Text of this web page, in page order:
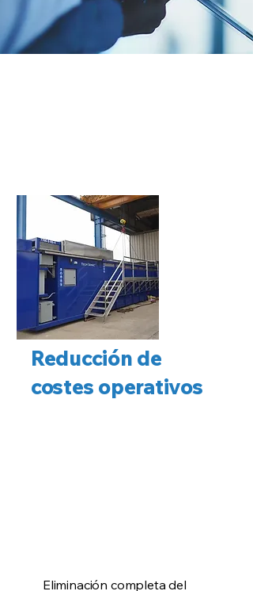
Reducción de
costes operativos
Eliminación completa del